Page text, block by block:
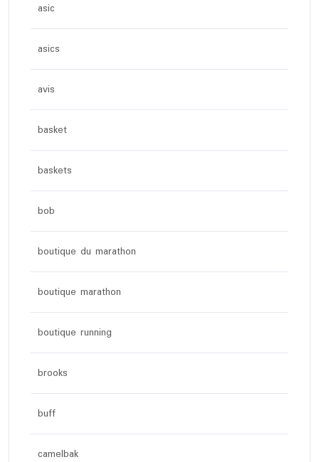
asic
asics
avis
basket
baskets
bob
boutique du marathon
boutique marathon
boutique running
brooks
buff
camelbak